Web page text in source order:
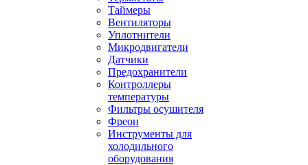
Таймеры
Вентиляторы
Уплотнители
Микродвигатели
Датчики
Предохранители
Контроллеры
температуры
Фильтры осушителя
Фреон
Инструменты для
холодильного
оборудования